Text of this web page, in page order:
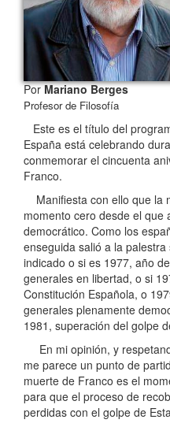
PorMariano Berges
Profesor de Filosofía
Este es el título del
España está celebrando
conmemorar el cincuenta
Franco.
Manifiesta con ello que la
momento cero desde el que
democrático. Como los
enseguida salió a la
indicado o si es 1977, año
generales en libertad, o si
Constitución Española, o
generales plenamente
1981, superación del golpe
En mi opinión, y
me parece un punto de
muerte de Franco es el
para que el proceso de
perdidas con el golpe de